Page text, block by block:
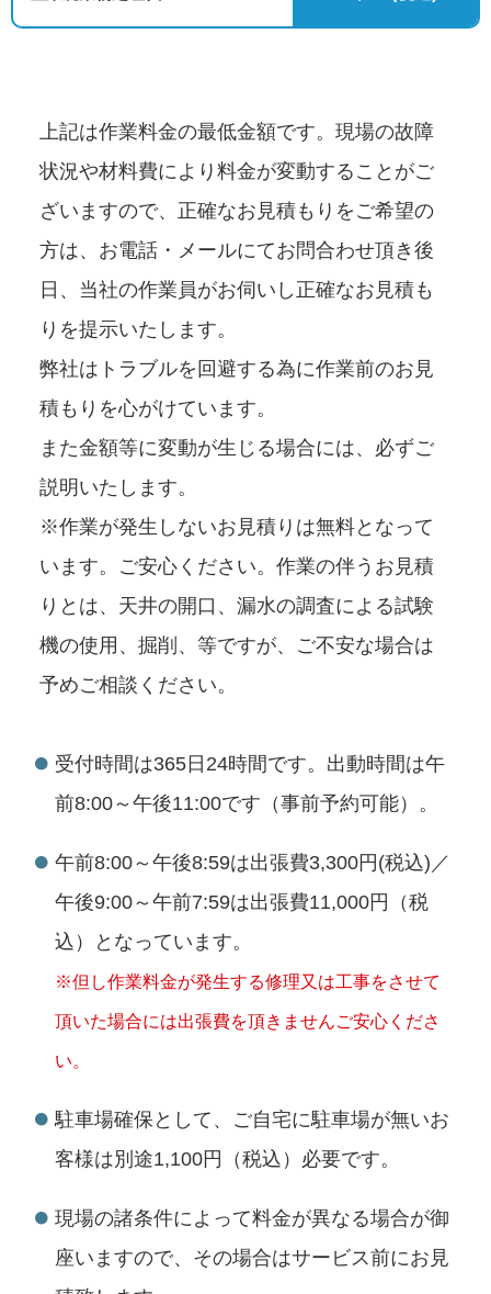
上記は作業料金の最低金額です。現場の故障
状況や材料費により料金が変動することがご
ざいますので、正確なお見積もりをご希望の
方は、お電話・メールにてお問合わせ頂き後
日、当社の作業員がお伺いし正確なお見積も
りを提示いたします。
弊社はトラブルを回避する為に作業前のお見
積もりを心がけています。
また金額等に変動が生じる場合には、必ずご
説明いたします。
※作業が発生しないお見積りは無料となって
います。ご安心ください。作業の伴うお見積
りとは、天井の開口、漏水の調査による試験
機の使用、掘削、等ですが、ご不安な場合は
予めご相談ください。
受付時間は365日24時間です。出動時間は午
前8:00～午後11:00です（事前予約可能）。
午前8:00～午後8:59は出張費3,300円(税込)／
午後9:00～午前7:59は出張費11,000円（税
込）となっています。
※但し作業料金が発生する修理又は工事をさせて
頂いた場合には出張費を頂きませんご安心くださ
い。
駐車場確保として、ご自宅に駐車場が無いお
客様は別途1,100円（税込）必要です。
現場の諸条件によって料金が異なる場合が御
座いますので、その場合はサービス前にお見